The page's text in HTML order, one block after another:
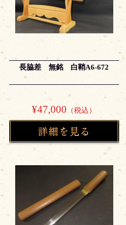
長脇差 無銘 白鞘A6-672
¥47,000 （税込）